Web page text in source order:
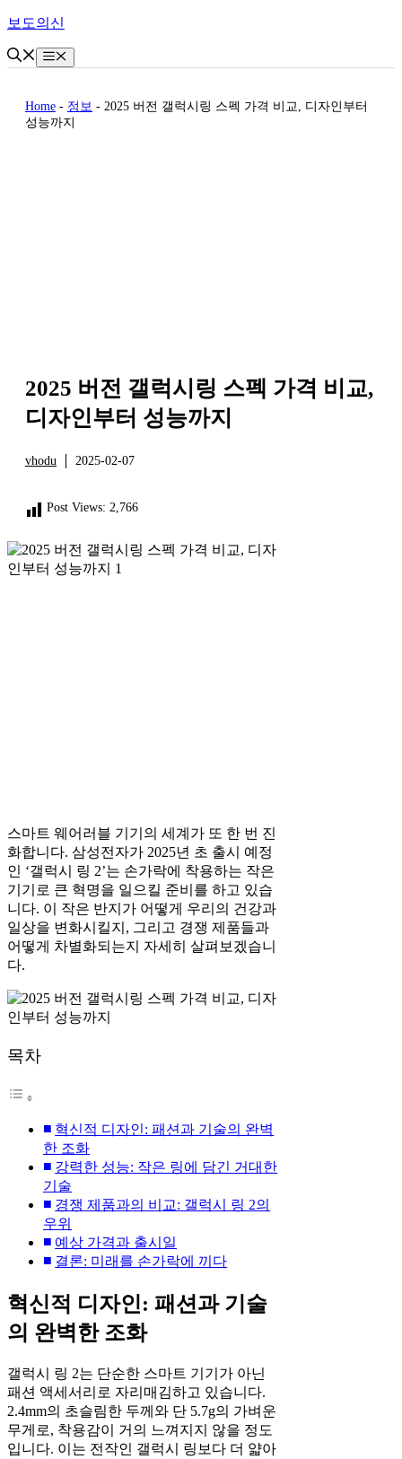
Skip
content
보도의신
Menu
Home - 정보 - 2025 버전 갤럭시링 스펙 가격 비교, 디자인부터
성능까지
2025 버전 갤럭시링 스펙 가격 비교,
디자인부터 성능까지
vhodu 2025-02-07
Post Views: 2,766
스마트 웨어러블 기기의 세계가 또 한 번 진
화합니다. 삼성전자가 2025년 초 출시 예정
인 ‘갤럭시 링 2’는 손가락에 착용하는 작은
기기로 큰 혁명을 일으킬 준비를 하고 있습
니다. 이 작은 반지가 어떻게 우리의 건강과
일상을 변화시킬지, 그리고 경쟁 제품들과
어떻게 차별화되는지 자세히 살펴보겠습니
다.
목차
혁신적 디자인: 패션과 기술의 완벽
한 조화
강력한 성능: 작은 링에 담긴 거대한
기술
경쟁 제품과의 비교: 갤럭시 링 2의
우위
예상 가격과 출시일
결론: 미래를 손가락에 끼다
혁신적 디자인: 패션과 기술
의 완벽한 조화
갤럭시 링 2는 단순한 스마트 기기가 아닌
패션 액세서리로 자리매김하고 있습니다.
2.4mm의 초슬림한 두께와 단 5.7g의 가벼운
무게로, 착용감이 거의 느껴지지 않을 정도
입니다. 이는 전작인 갤럭시 링보다 더 얇아